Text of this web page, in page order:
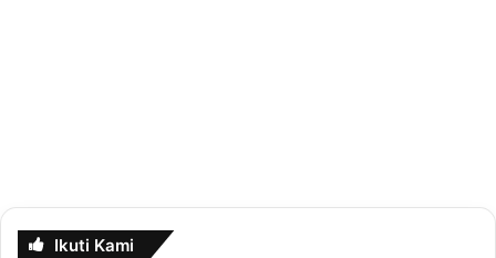
Ikuti Kami